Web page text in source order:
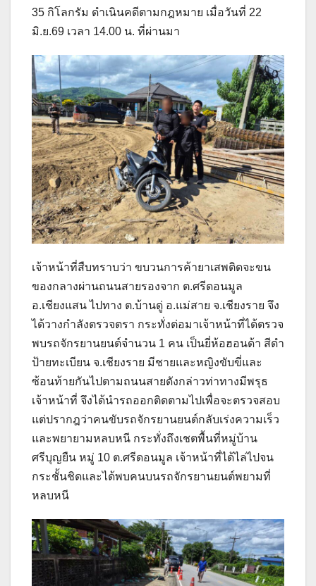
35 กิโลกรัม ดำเนินคดีตามกฎหมาย เมื่อวันที่ 22
มิ.ย.69 เวลา 14.00 น. ที่ผ่านมา
เจ้าหน้าที่สืบทราบว่า ขบวนการค้ายาเสพติดจะขน
ของกลางผ่านถนนสายรองจาก ต.ศรีดอนมูล
อ.เชียงแสน ไปทาง ต.บ้านดู่ อ.แม่สาย จ.เชียงราย จึง
ได้วางกำลังตรวจตรา กระทั่งต่อมาเจ้าหน้าที่ได้ตรวจ
พบรถจักรยานยนต์จำนวน 1 คน เป็นยี่ห้อฮอนด้า สีดำ
ป้ายทะเบียน จ.เชียงราย มีชายและหญิงขับขี่และ
ซ้อนท้ายกันไปตามถนนสายดังกล่าวท่าทางมีพรุธ
เจ้าหน้าที่ จึงได้นำรถออกติดตามไปเพื่อจะตรวจสอบ
แต่ปรากฎว่าคนขับรถจักรยานยนต์กลับเร่งความเร็ว
และพยายามหลบหนี กระทั่งถึงเชตพื้นที่หมู่บ้าน
ศรีบุญยืน หมู่ 10 ต.ศรีดอนมูล เจ้าหน้าที่ได้ไล่ไปจน
กระชั้นชิดและได้พบคนบนรถจักรยานยนต์พยามที่
หลบหนี